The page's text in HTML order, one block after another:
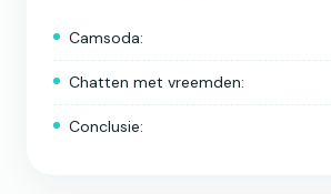
Camsoda:
Chatten met vreemden:
Conclusie: